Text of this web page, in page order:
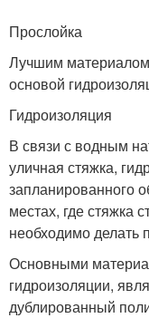
Прослойка
Лучшим
основой
Гидроизоляция
В связи с водным
уличная стяжка,
запланированного
местах, где стяжка
необходимо делать
Основными
гидроизоляции,
дублированный